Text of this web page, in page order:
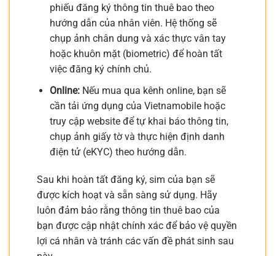
phiếu đăng ký thông tin thuê bao theo
hướng dẫn của nhân viên. Hệ thống sẽ
chụp ảnh chân dung và xác thực vân tay
hoặc khuôn mặt (biometric) để hoàn tất
việc đăng ký chính chủ.
Online:Nếu mua qua kênh online, bạn sẽ
cần tải ứng dụng của Vietnamobile hoặc
truy cập website để tự khai báo thông tin,
chụp ảnh giấy tờ và thực hiện định danh
điện tử (eKYC) theo hướng dẫn.
Sau khi hoàn tất đăng ký, sim của bạn sẽ
được kích hoạt và sẵn sàng sử dụng. Hãy
luôn đảm bảo rằng thông tin thuê bao của
bạn được cập nhật chính xác để bảo vệ quyền
lợi cá nhân và tránh các vấn đề phát sinh sau